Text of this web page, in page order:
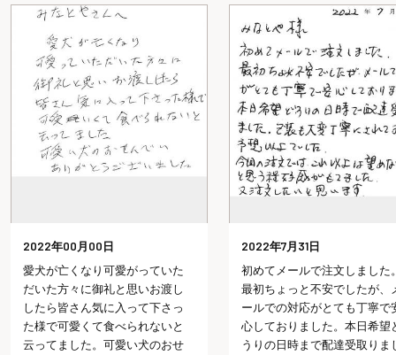
2022年00月00日
愛犬が亡くなり可愛がっていた
だいた方々に御礼と思いお渡し
したら皆さん気に入って下さっ
た様で可愛くて食べられないと
云ってました。可愛い犬のおせ
2022年7月31日
初めてメールで注文しました
最初ちょっと不安でしたが、
ールでの対応がとても丁寧で
心しておりました。本日希望
うりの日時まで配達受取りま